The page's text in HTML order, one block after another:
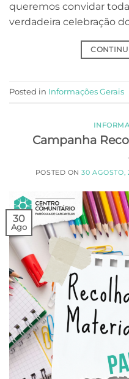
queremos convidar
verdadeira celebração
Posted in Informações Gerais
Campanha
POSTED ON30 AGOSTO,
30
Ago